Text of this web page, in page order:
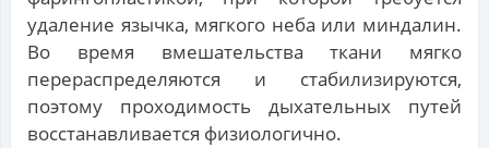
удаление язычка, мягкого неба или миндалин.
Во время вмешательства ткани мягко
перераспределяются и стабилизируются,
поэтому проходимость дыхательных путей
восстанавливается физиологично.